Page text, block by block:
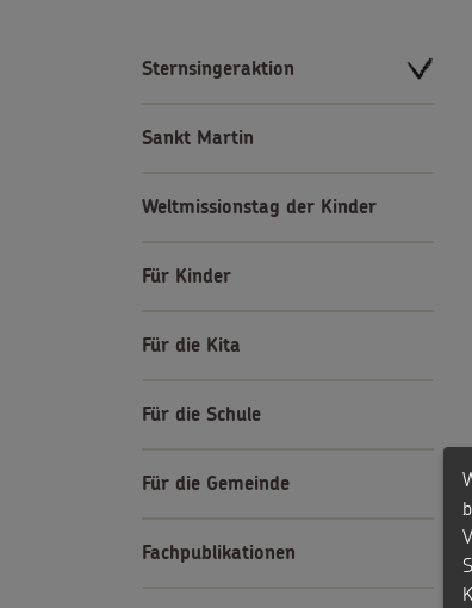
Sternsingeraktion
Sankt Martin
Weltmissionstag der Kinder
Für Kinder
Für die Kita
Für die Schule
Für die Gemeinde
Fachpublikationen